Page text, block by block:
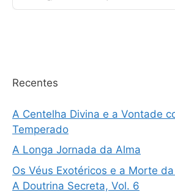
Recentes
A Centelha Divina e a Vontade
Temperado
A Longa Jornada da Alma
Os Véus Exotéricos e a Morte da
A Doutrina Secreta, Vol. 6